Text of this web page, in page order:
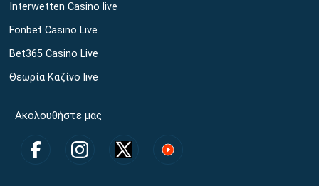
Interwetten Casino live
Fonbet Casino Live
Bet365 Casino Live
Θεωρία Καζίνο live
Ακολουθήστε μας